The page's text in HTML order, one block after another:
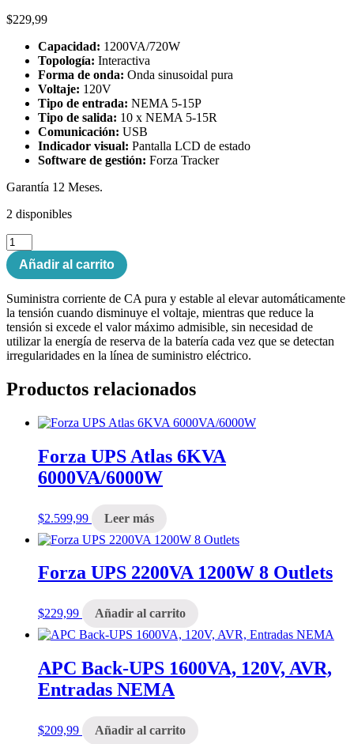
$229,99
Capacidad: 1200VA/720W
Topología: Interactiva
Forma de onda: Onda sinusoidal pura
Voltaje: 120V
Tipo de entrada: NEMA 5-15P
Tipo de salida: 10 x NEMA 5-15R
Comunicación: USB
Indicador visual: Pantalla LCD de estado
Software de gestión: Forza Tracker
Garantía 12 Meses.
2 disponibles
Forza
UPS
1200VA/720W
Interactiva
120V
10
x
Nema
5-
cantidad
Añadir al carrito
Suministra corriente de CA pura y estable al elevar automáticamente
la tensión cuando disminuye el voltaje, mientras que reduce la
tensión si excede el valor máximo admisible, sin necesidad de
utilizar la energía de reserva de la batería cada vez que se detectan
irregularidades en la línea de suministro eléctrico.
Productos relacionados
Forza UPS Atlas 6KVA
6000VA/6000W
$2.599,99 Leer más
Forza UPS 2200VA 1200W 8 Outlets
$229,99 Añadir al carrito
APC Back-UPS 1600VA, 120V, AVR,
Entradas NEMA
$209,99 Añadir al carrito